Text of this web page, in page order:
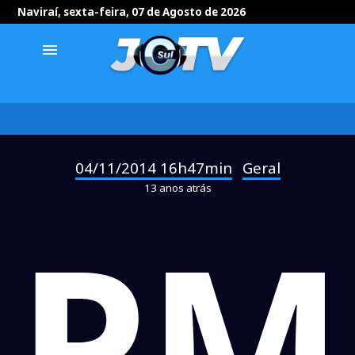
Naviraí, sexta-feira, 07 de Agosto de 2026
menu
04/11/2014 16h47min Geral
13 anos atrás